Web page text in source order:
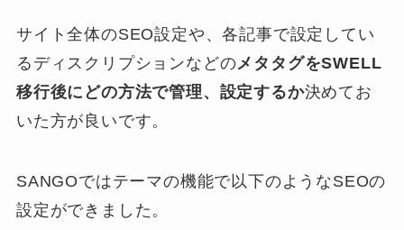
サイト全体のSEO設定や、各記事で設定してい
るディスクリプションなどのメタタグをSWELL
移行後にどの方法で管理、設定するか決めてお
いた方が良いです。
SANGOではテーマの機能で以下のようなSEOの
設定ができました。